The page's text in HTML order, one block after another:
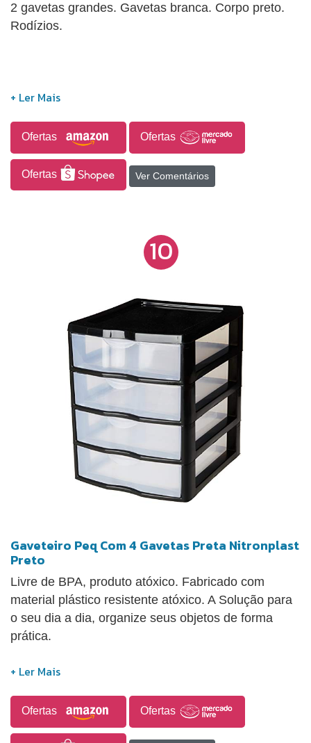
2 gavetas grandes. Gavetas branca. Corpo preto.
Rodízios.
Ofertas Ofertas
Ofertas Ver Comentários
10
Gaveteiro Peq Com 4 Gavetas Preta Nitronplast
Preto
Livre de BPA, produto atóxico. Fabricado com
material plástico resistente atóxico. A Solução para
o seu dia a dia, organize seus objetos de forma
prática.
Ofertas Ofertas